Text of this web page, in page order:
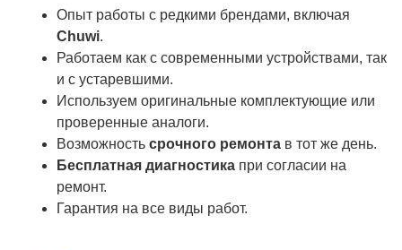
Опыт работы с редкими брендами, включая
Chuwi.
Работаем как с современными устройствами, так
и с устаревшими.
Используем оригинальные комплектующие или
проверенные аналоги.
Возможность срочного ремонта в тот же день.
Бесплатная диагностика при согласии на
ремонт.
Гарантия на все виды работ.